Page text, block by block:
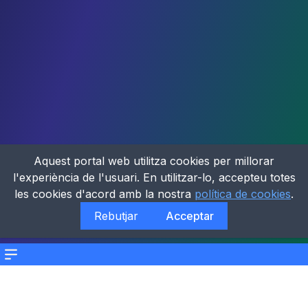
Menu
Aquest portal web utilitza cookies per millorar
l'experiència de l'usuari. En utilitzar-lo, accepteu totes
les cookies d'acord amb la nostra política de cookies.
Rebutjar
Acceptar